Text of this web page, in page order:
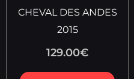
CHEVAL DES ANDES
2015
129.00€